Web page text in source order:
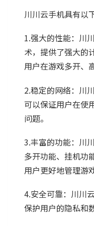
川川云手机具有以
1.强大的性能：川
术，提供了强大的
用户在游戏多开、
2.稳定的网络：川
可以保证用户在使
问题。
3.丰富的功能：川
多开功能、挂机功
用户更好地管理游
4.安全可靠：川川
保护用户的隐私和